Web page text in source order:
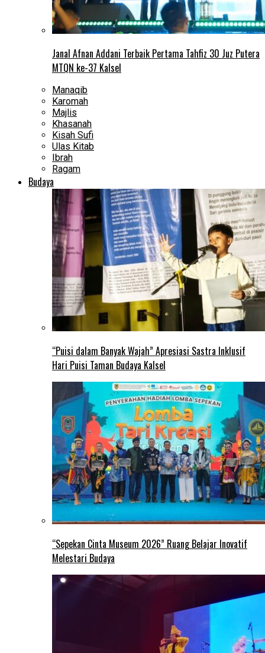
Janal Afnan Addani Terbaik Pertama Tahfiz 30 Juz Putera
MTQN ke-37 Kalsel
Manaqib
Karomah
Majlis
Khasanah
Kisah Sufi
Ulas Kitab
Ibrah
Ragam
Budaya
“Puisi dalam Banyak Wajah” Apresiasi Sastra Inklusif
Hari Puisi Taman Budaya Kalsel
“Sepekan Cinta Museum 2026” Ruang Belajar Inovatif
Melestari Budaya